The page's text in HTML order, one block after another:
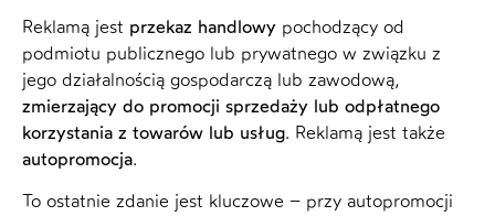
Reklamą jest przekaz handlowy pochodzący od
podmiotu publicznego lub prywatnego w związku z
jego działalnością gospodarczą lub zawodową,
zmierzający do promocji sprzedaży lub odpłatnego
korzystania z towarów lub usług. Reklamą jest także
autopromocja.
To ostatnie zdanie jest kluczowe – przy autopromocji